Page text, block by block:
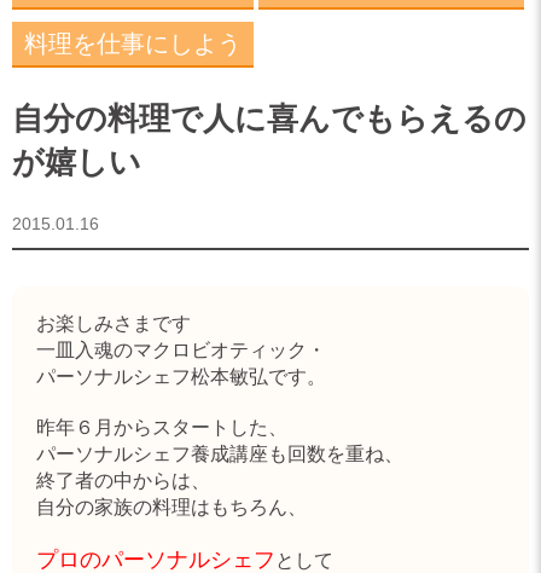
自分の料理で人に喜んでもらえるの
が嬉しい
料理を仕事にしよう
2015.01.16
お楽しみさまです
一皿入魂のマクロビオティック・
パーソナルシェフ松本敏弘です。
昨年６月からスタートした、
パーソナルシェフ養成講座も回数を重ね、
終了者の中からは、
自分の家族の料理はもちろん、
プロのパーソナルシェフ として